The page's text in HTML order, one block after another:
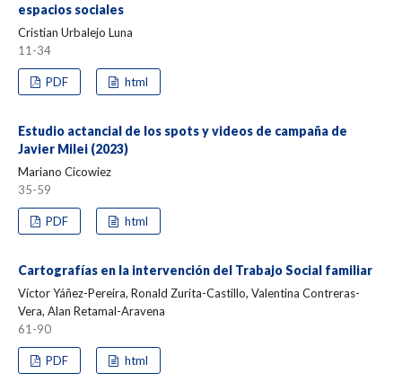
espacios sociales
Cristian Urbalejo Luna
11-34
PDF html
Estudio actancial de los spots y videos de campaña de
Javier Milei (2023)
Mariano Cicowiez
35-59
PDF html
Cartografías en la intervención del Trabajo Social familiar
Víctor Yáñez-Pereira, Ronald Zurita-Castillo, Valentina Contreras-
Vera, Alan Retamal-Aravena
61-90
PDF html